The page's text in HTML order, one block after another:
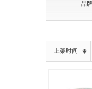
品牌
上架时间